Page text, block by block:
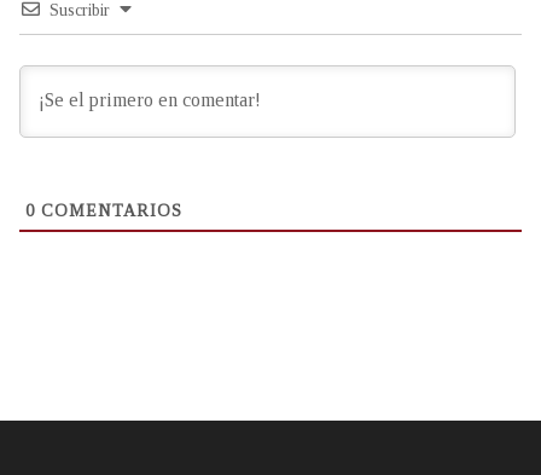
Suscribir
0 COMENTARIOS